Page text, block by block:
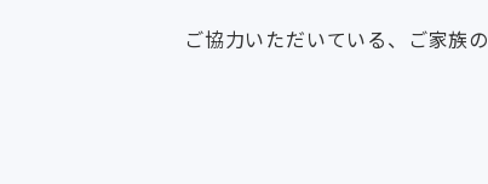
ご協力いただいている、ご家族